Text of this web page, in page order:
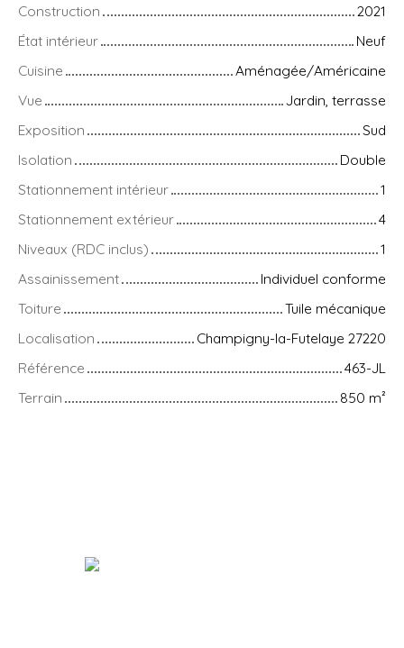
Construction
2021
État intérieur
Neuf
Cuisine
Aménagée/Américaine
Vue
Jardin, terrasse
Exposition
Sud
Isolation
Double
Stationnement intérieur
1
Stationnement extérieur
4
Niveaux (RDC inclus)
1
Assainissement
Individuel conforme
Toiture
Tuile mécanique
Localisation
Champigny-la-Futelaye 27220
Référence
463-JL
Terrain
850 m²